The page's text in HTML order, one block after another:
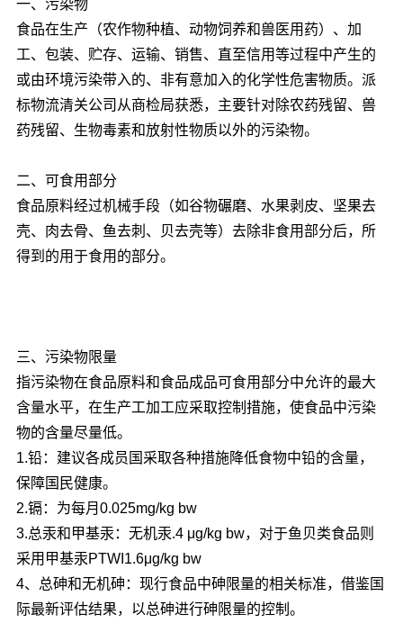
一、污染物
食品在生产（农作物种植、动物饲养和兽医用药）、加
工、包装、贮存、运输、销售、直至信用等过程中产生的
或由环境污染带入的、非有意加入的化学性危害物质。派
标物流清关公司从商检局获悉，主要针对除农药残留、兽
药残留、生物毒素和放射性物质以外的污染物。
二、可食用部分
食品原料经过机械手段（如谷物碾磨、水果剥皮、坚果去
壳、肉去骨、鱼去刺、贝去壳等）去除非食用部分后，所
得到的用于食用的部分。
三、污染物限量
指污染物在食品原料和食品成品可食用部分中允许的最大
含量水平，在生产工加工应采取控制措施，使食品中污染
物的含量尽量低。
1.铅：建议各成员国采取各种措施降低食物中铅的含量，
保障国民健康。
2.镉：为每月0.025mg/kg bw
3.总汞和甲基汞：无机汞.4 μg/kg bw，对于鱼贝类食品则
采用甲基汞PTWI1.6μg/kg bw
4、总砷和无机砷：现行食品中砷限量的相关标准，借鉴国
际最新评估结果，以总砷进行砷限量的控制。